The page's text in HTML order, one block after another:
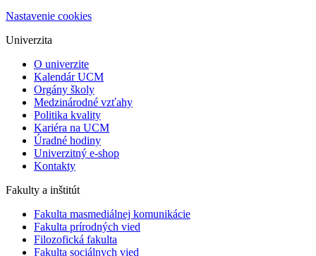
Nastavenie cookies
Univerzita
O univerzite
Kalendár UCM
Orgány školy
Medzinárodné vzťahy
Politika kvality
Kariéra na UCM
Úradné hodiny
Univerzitný e-shop
Kontakty
Fakulty a inštitút
Fakulta masmediálnej komunikácie
Fakulta prírodných vied
Filozofická fakulta
Fakulta ​sociálnych vied